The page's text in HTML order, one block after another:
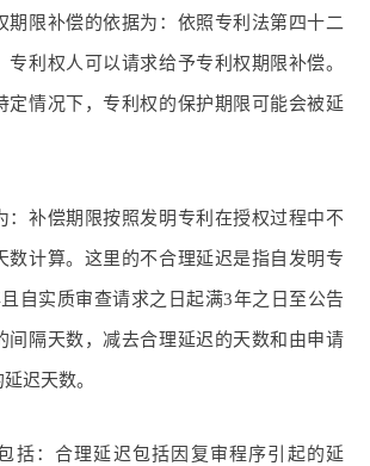
期限补偿的依据为：依照专利法第四十二
专利权人可以请求给予专利权期限补偿。
定情况下，专利权的保护期限可能会被延
：补偿期限按照发明专利在授权过程中不
数计算。这里的不合理延迟是指自发明专
自实质审查请求之日起满3年之日至公告
间隔天数，减去合理延迟的天数和由申请
迟天数。
括：合理延迟包括因复审程序引起的延